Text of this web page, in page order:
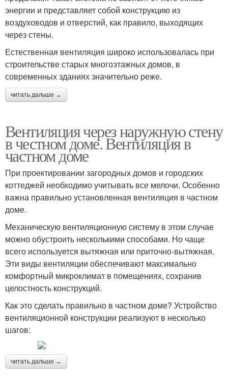
энергии и представляет собой конструкцию из
воздуховодов и отверстий, как правило, выходящих
через стены.
Естественная вентиляция широко использовалась при
строительстве старых многоэтажных домов, в
современных зданиях значительно реже.
читать дальше →
Вентиляция через наружную стену
в честном доме. Вентиляция в
частном доме
При проектировании загородных домов и городских
коттеджей необходимо учитывать все мелочи. Особенно
важна правильно установленная вентиляция в частном
доме.
Механическую вентиляционную систему в этом случае
можно обустроить несколькими способами. Но чаще
всего используется вытяжная или приточно-вытяжная.
Эти виды вентиляции обеспечивают максимально
комфортный микроклимат в помещениях, сохранив
целостность конструкций.
Как это сделать правильно в частном доме? Устройство
вентиляционной конструкции реализуют в несколько
шагов:
читать дальше →